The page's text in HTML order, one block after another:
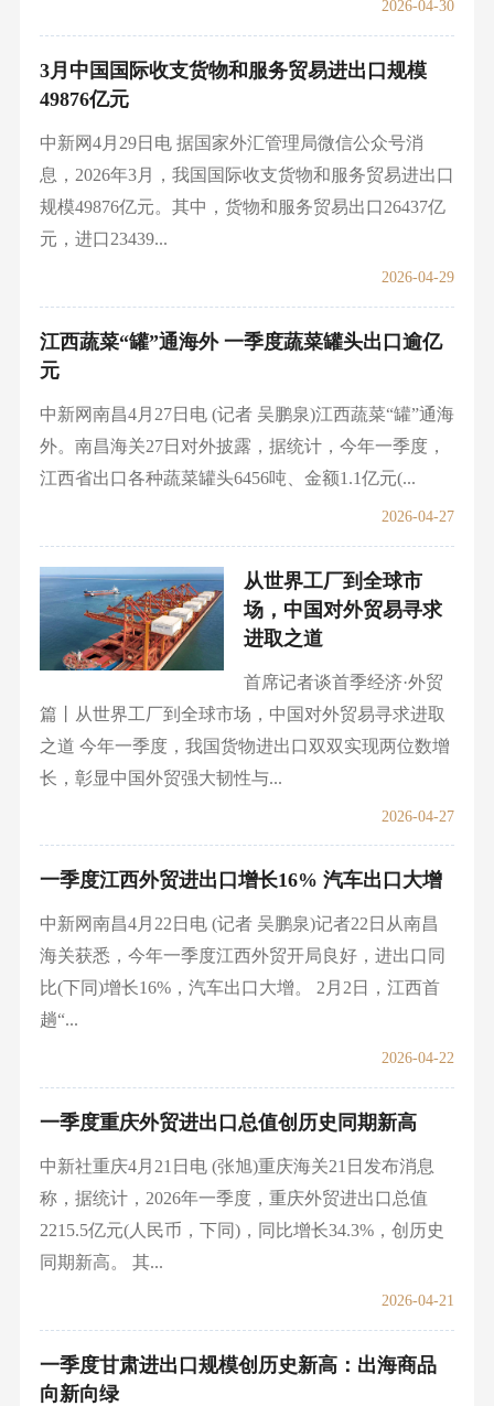
2026-04-30
3月中国国际收支货物和服务贸易进出口规模
49876亿元
中新网4月29日电 据国家外汇管理局微信公众号消
息，2026年3月，我国国际收支货物和服务贸易进出口
规模49876亿元。其中，货物和服务贸易出口26437亿
元，进口23439...
2026-04-29
江西蔬菜“罐”通海外 一季度蔬菜罐头出口逾亿
元
中新网南昌4月27日电 (记者 吴鹏泉)江西蔬菜“罐”通海
外。南昌海关27日对外披露，据统计，今年一季度，
江西省出口各种蔬菜罐头6456吨、金额1.1亿元(...
2026-04-27
从世界工厂到全球市
场，中国对外贸易寻求
进取之道
首席记者谈首季经济·外贸
篇丨从世界工厂到全球市场，中国对外贸易寻求进取
之道 今年一季度，我国货物进出口双双实现两位数增
长，彰显中国外贸强大韧性与...
2026-04-27
一季度江西外贸进出口增长16% 汽车出口大增
中新网南昌4月22日电 (记者 吴鹏泉)记者22日从南昌
海关获悉，今年一季度江西外贸开局良好，进出口同
比(下同)增长16%，汽车出口大增。 2月2日，江西首
趟“...
2026-04-22
一季度重庆外贸进出口总值创历史同期新高
中新社重庆4月21日电 (张旭)重庆海关21日发布消息
称，据统计，2026年一季度，重庆外贸进出口总值
2215.5亿元(人民币，下同)，同比增长34.3%，创历史
同期新高。 其...
2026-04-21
一季度甘肃进出口规模创历史新高：出海商品
向新向绿